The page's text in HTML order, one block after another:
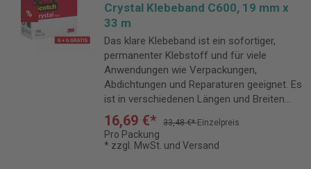
%
Crystal Klebeband C600, 19 mm x
33 m
Das klare Klebeband ist ein sofortiger,
permanenter Klebstoff und für viele
Anwendungen wie Verpackungen,
Abdichtungen und Reparaturen geeignet. Es
ist in verschiedenen Längen und Breiten
erhältlich und passt auf zahlreiche
Klebeband-Abroller.
16,69 €* 33,48 €*Einzelpreis
Pro Packung
* zzgl. MwSt. und Versand